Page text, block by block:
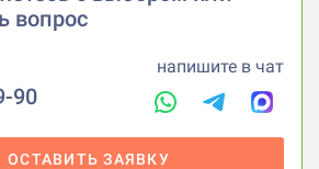
вопрос
90
напишите в чат
ОСТАВИТЬ ЗАЯВКУ